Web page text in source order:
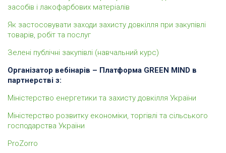
засобів і лакофарбових матеріалів
Як застосовувати заходи захисту довкілля при закупівлі
товарів, робіт та послуг
Зелені публічні закупівлі (навчальний курс)
Організатор вебінарів – Платформа GREEN MIND в
партнерстві з:
Міністерство енергетики та захисту довкілля України
Міністерство розвитку економіки, торгівлі та сільського
господарства України
ProZorro